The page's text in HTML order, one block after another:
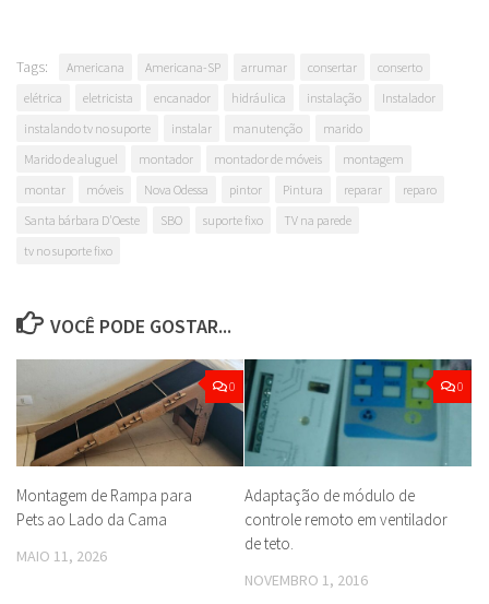
Tags: Americana Americana-SP arrumar consertar
conserto
elétrica
eletricista encanador hidráulica instalação
Instalador
instalando tv no suporte
instalar manutenção
marido
Marido de aluguel
montador montador de móveis
montagem
montar
móveis Nova Odessa pintor Pintura reparar
reparo
Santa bárbara D'Oeste
SBO suporte fixo
TV na parede
tv no suporte fixo
VOCÊ PODE GOSTAR...
0
Montagem de Rampa para
Pets ao Lado da Cama
MAIO 11, 2026
0
Adaptação de módulo de
controle remoto em ventilador
de teto.
NOVEMBRO 1, 2016